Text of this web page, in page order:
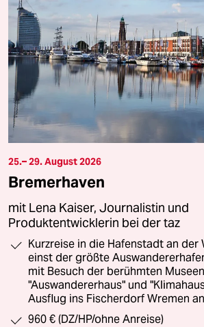
25.– 29. August 2026
Bremerhaven
mit Lena Kaiser, Journalistin und
Produktentwicklerin bei der taz
Kurzreise in die Hafenstadt an der
einst der größte
mit Besuch der berühmten Museen
"Auswandererhaus" und
Ausflug ins Fischerdorf Wremen
960 € (DZ/HP/ohne Anreise)